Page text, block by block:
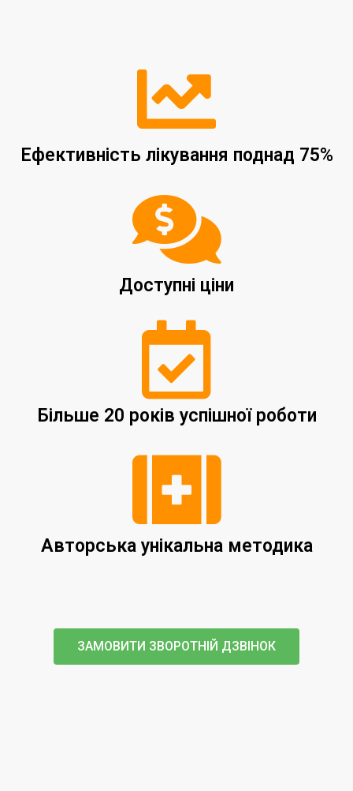
Ефективність лікування поднад 75%
Доступні ціни
Більше 20 років успішної роботи
Авторська унікальна методика
ЗАМОВИТИ ЗВОРОТНІЙ ДЗВІНОК